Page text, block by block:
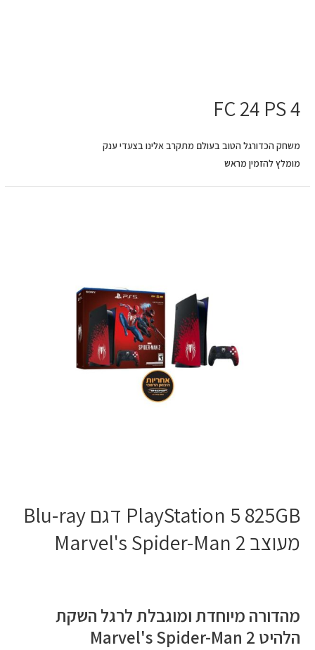
FC 24 PS 4
משחק הכדורגל הטוב בעולם מתקרב אלינו בצעדי ענק
מומלץ להזמין מראש
PlayStation 5 825GB דגם Blu-ray
מעוצב Marvel's Spider-Man 2
מהדורה מיוחדת ומוגבלת לרגל השקת
הלהיט Marvel's Spider-Man 2